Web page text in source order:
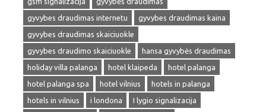
gyvybes draudimas internetu
gyvybes draudimas kaina
gyvybes draudimas skaiciuokle
gyvybes draudimo skaiciuokle
hansa gyvybės draudimas
holiday villa palanga
hotel klaipeda
hotel palanga
hotel palanga spa
hotel vilnius
hotels in palanga
hotels in vilnius
i londona
I lygio signalizacija